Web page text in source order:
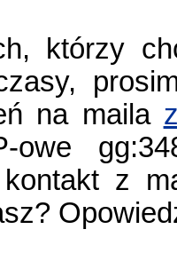
którzy
na maila
owe
kontakt z